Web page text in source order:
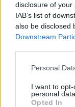
disclosure of
IAB’s list of
also be disclosed
Downstream
Personal
I want to
personal data.
Opted In